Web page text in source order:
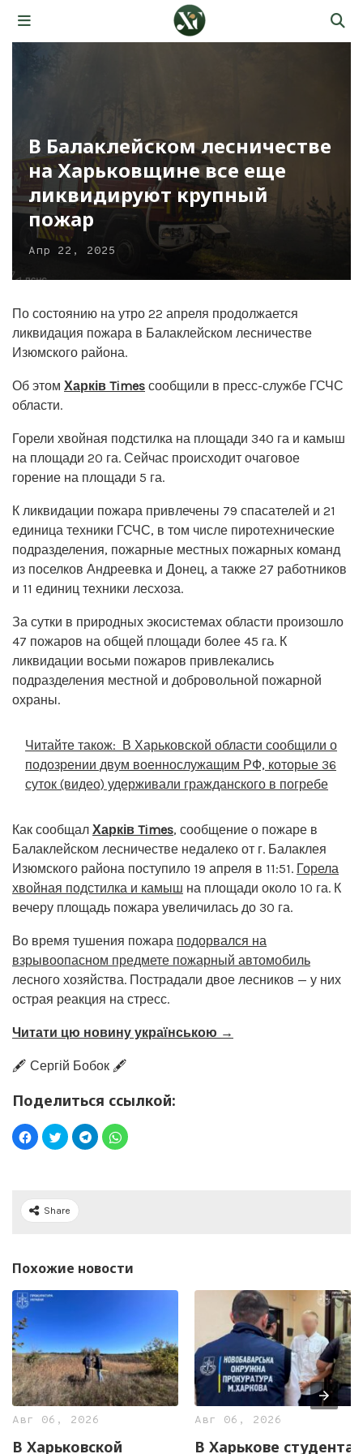
В Балаклейском лесничестве
на Харьковщине все еще
ликвидируют крупный
пожар
Апр 22, 2025
По состоянию на утро 22 апреля продолжается
ликвидация пожара в Балаклейском лесничестве
Изюмского района.
Об этом Харків Times сообщили в пресс-службе ГСЧС
области.
Горели хвойная подстилка на площади 340 га и камыш
на площади 20 га. Сейчас происходит очаговое
горение на площади 5 га.
К ликвидации пожара привлечены 79 спасателей и 21
единица техники ГСЧС, в том числе пиротехнические
подразделения, пожарные местных пожарных команд
из поселков Андреевка и Донец, а также 27 работников
и 11 единиц техники лесхоза.
За сутки в природных экосистемах области произошло
47 пожаров на общей площади более 45 га. К
ликвидации восьми пожаров привлекались
подразделения местной и добровольной пожарной
охраны.
Читайте також: В Харьковской области сообщили о
подозрении двум военнослужащим РФ, которые 36
суток (видео) удерживали гражданского в погребе
Как сообщал Харків Times, сообщение о пожаре в
Балаклейском лесничестве недалеко от г. Балаклея
Изюмского района поступило 19 апреля в 11:51. Горела
хвойная подстилка и камыш на площади около 10 га. К
вечеру площадь пожара увеличилась до 30 га.
Во время тушения пожара подорвался на
взрывоопасном предмете пожарный автомобиль
лесного хозяйства. Пострадали двое лесников — у них
острая реакция на стресс.
Читати цю новину українською →
🖋️ Сергій Бобок 🖋️
Поделиться ссылкой:
Share
Похожие новости
Авг 06, 2026
В Харьковской
Авг 06, 2026
В Харькове студента